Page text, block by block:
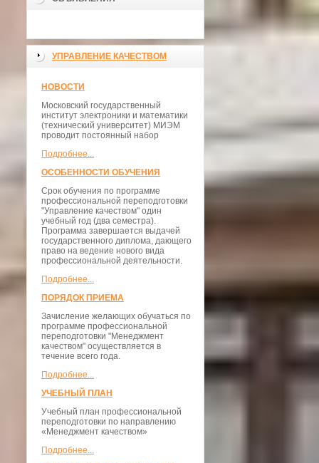
УПРАВЛЕНИЕ КАЧЕСТВОМ
НОВОСТИ
Московский государственный
институт электроники и математики
(технический университет) МИЭМ
проводит постоянный набор
Подробнее...
ОСОБЕННОСТИ ОБУЧЕНИЯ
Срок обучения по программе
профессиональной переподготовки
"Управление качеством" один
учебный год (два семестра).
Программа завершается выдачей
государственного диплома, дающего
право на ведение нового вида
профессиональной деятельности.
Подробнее...
ПОРЯДОК ПРИЕМА
Зачисление желающих обучаться по
программе профессиональной
переподготовки "Менеджмент
качеством" осуществляется в
течение всего года.
Подробнее...
УЧЕБНЫЙ ПЛАН
Учебный план профессиональной
переподготовки по направлению
«Менеджмент качеством»
Подробнее...